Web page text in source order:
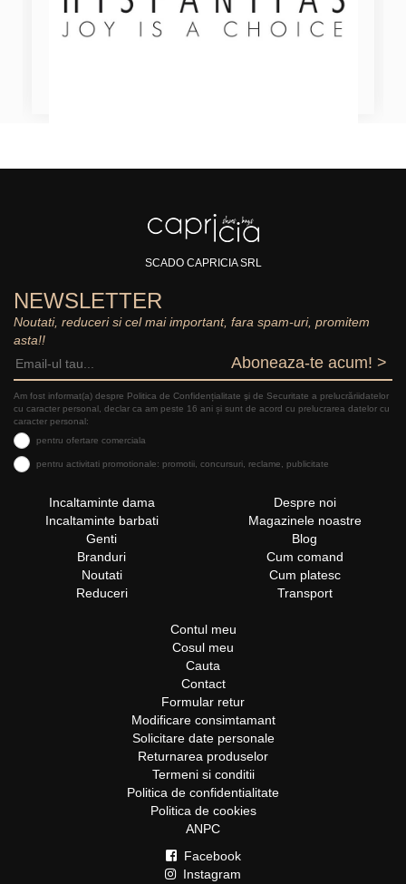
SCADO CAPRICIA SRL
NEWSLETTER
Noutati, reduceri si cel mai important, fara spam-uri, promitem
asta!!
Aboneaza-te acum! >
Am fost informat(a) despre Politica de Confidențialitate şi de Securitate a prelucrăriidatelor
cu caracter personal, declar ca am peste 16 ani și sunt de acord cu prelucrarea datelor cu
caracter personal:
pentru ofertare comerciala
pentru activitati promotionale: promotii, concursuri, reclame, publicitate
Incaltaminte dama
Incaltaminte barbati
Genti
Branduri
Noutati
Reduceri
Despre noi
Magazinele noastre
Blog
Cum comand
Cum platesc
Transport
Contul meu
Cosul meu
Cauta
Contact
Formular retur
Modificare consimtamant
Solicitare date personale
Returnarea produselor
Termeni si conditii
Politica de confidentialitate
Politica de cookies
ANPC
Facebook
Instagram